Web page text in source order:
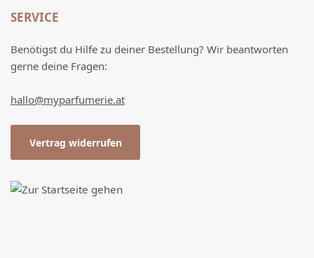
SERVICE
Benötigst du Hilfe zu deiner Bestellung? Wir beantworten
gerne deine Fragen:
hallo@myparfumerie.at
Vertrag widerrufen